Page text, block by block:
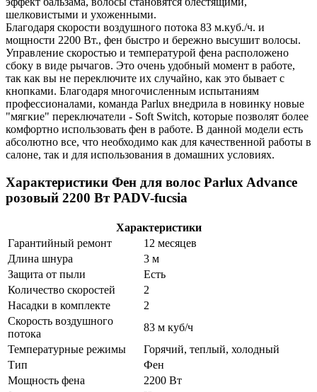
шелковистыми и ухоженными.
Благодаря скорости воздушного потока 83 м.куб./ч. и
мощности 2200 Вт., фен быстро и бережно высушит волосы.
Управление скоростью и температурой фена расположено
сбоку в виде рычагов. Это очень удобный момент в работе,
так как вы не переключите их случайно, как это бывает с
кнопками. Благодаря многочисленным испытаниям
профессионалами, команда Parlux внедрила в новинку новые
"мягкие" переключатели - Soft Switch, которые позволят более
комфортно использовать фен в работе. В данной модели есть
абсолютно все, что необходимо как для качественной работы в
салоне, так и для использования в домашних условиях.
Характеристики Фен для волос Parlux Advance
розовый 2200 Вт PADV-fucsia
Характеристики
Гарантийный ремонт
12 месяцев
Длина шнура
3 м
Защита от пыли
Есть
Количество скоростей
2
Насадки в комплекте
2
Скорость воздушного
потока
83 м куб/ч
Температурные режимы
Горячий, теплый, холодный
Тип
Фен
Мощность фена
2200 Вт